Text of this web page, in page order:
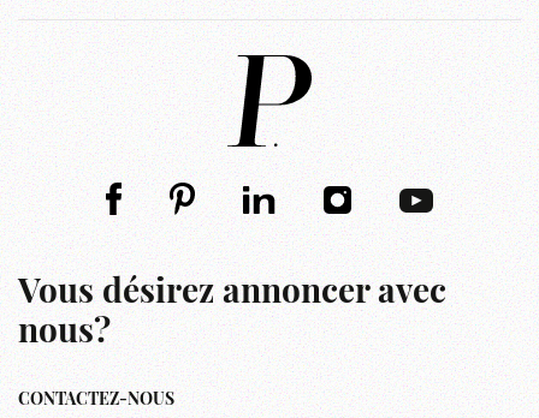
Vous désirez annoncer avec
nous?
CONTACTEZ-NOUS